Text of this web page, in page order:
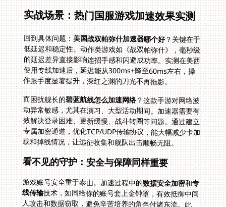
实战场景：热门国服游戏加速效果实测
回到具体问题：美国战双帕弥什加速器哪个好？关键在于
低延迟和稳定性。动作类游戏如《战双帕弥什》，毫秒级
的延迟差异直接影响连招手感和闪避成功率。实测在美西
使用专线加速后，延迟能从300ms+降至60ms左右，操
作跟手度显著提升，深红之渊的刀光不再拖影。
而困扰舰长的碧蓝航线怎么加速网络？这款手游对网络波
动异常敏感，尤其在演习、大型活动期间。加速器需要有
效解决登录困难、更新缓慢、战斗转圈等问题。通过建立
专属加密通道，优化TCP/UDP传输协议，能大幅减少卡加
载和掉线情况，让远征收集和舰队出击顺畅无阻。
看不见的守护：安全与保障同样重要
游戏账号安全重于泰山。加速过程中的数据安全加密和专
线传输技术，如同给你的账号套上金钟罩，有效抵御中间
人攻击和数据窃取，避免辛苦培养的角色付诸东流。此